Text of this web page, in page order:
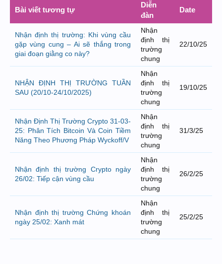
Bài viết tương tự
Diễn
đàn
Date
Nhận định thị trường: Khi vùng cầu
gặp vùng cung – Ai sẽ thắng trong
giai đoạn giằng co này?
Nhận
định thị
trường
chung
22/10/25
NHẬN ĐỊNH THỊ TRƯỜNG TUẦN
SAU (20/10-24/10/2025)
Nhận
định thị
trường
chung
19/10/25
Nhận Định Thị Trường Crypto 31-03-
25: Phân Tích Bitcoin Và Coin Tiềm
Năng Theo Phương Pháp Wyckoff/V
Nhận
định thị
trường
chung
31/3/25
Nhận định thị trường Crypto ngày
26/02: Tiếp cận vùng cầu
Nhận
định thị
trường
chung
26/2/25
Nhận định thị trường Chứng khoán
ngày 25/02: Xanh mát
Nhận
định thị
trường
chung
25/2/25